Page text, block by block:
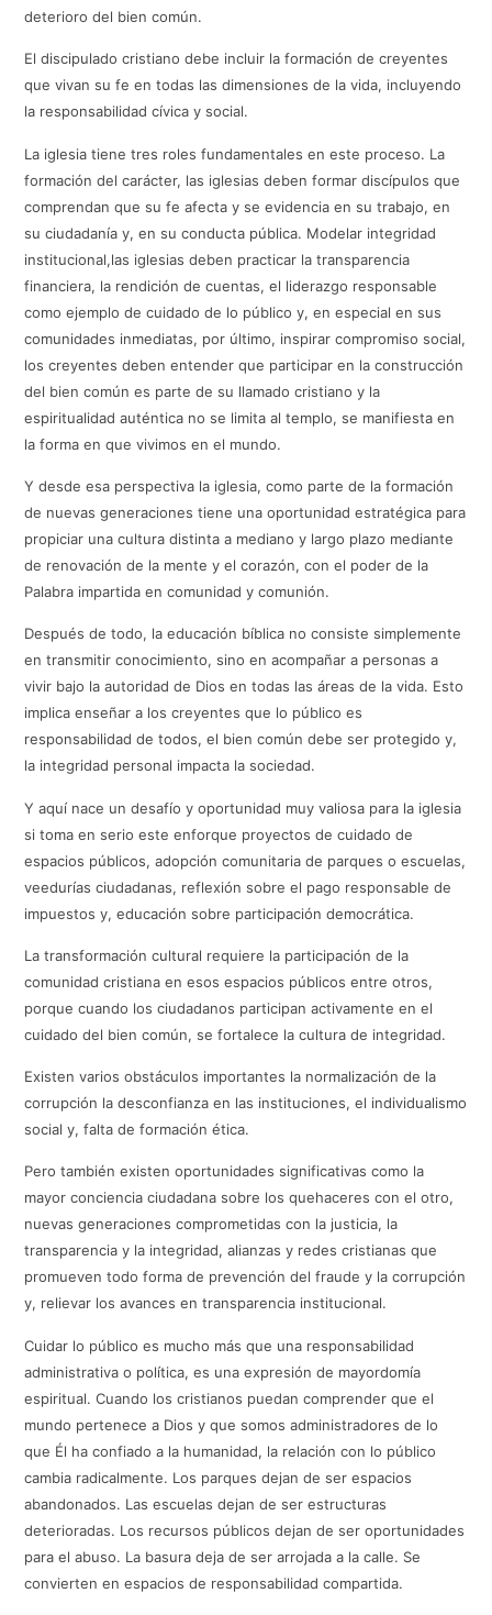
deterioro del bien común.
El discipulado cristiano debe incluir la formación de creyentes
que vivan su fe en todas las dimensiones de la vida, incluyendo
la responsabilidad cívica y social.
La iglesia tiene tres roles fundamentales en este proceso. La
formación del carácter, las iglesias deben formar discípulos que
comprendan que su fe afecta y se evidencia en su trabajo, en
su ciudadanía y, en su conducta pública. Modelar integridad
institucional,las iglesias deben practicar la transparencia
financiera, la rendición de cuentas, el liderazgo responsable
como ejemplo de cuidado de lo público y, en especial en sus
comunidades inmediatas, por último, inspirar compromiso social,
los creyentes deben entender que participar en la construcción
del bien común es parte de su llamado cristiano y la
espiritualidad auténtica no se limita al templo, se manifiesta en
la forma en que vivimos en el mundo.
Y desde esa perspectiva la iglesia, como parte de la formación
de nuevas generaciones tiene una oportunidad estratégica para
propiciar una cultura distinta a mediano y largo plazo mediante
de renovación de la mente y el corazón, con el poder de la
Palabra impartida en comunidad y comunión.
Después de todo, la educación bíblica no consiste simplemente
en transmitir conocimiento, sino en acompañar a personas a
vivir bajo la autoridad de Dios en todas las áreas de la vida. Esto
implica enseñar a los creyentes que lo público es
responsabilidad de todos, el bien común debe ser protegido y,
la integridad personal impacta la sociedad.
Y aquí nace un desafío y oportunidad muy valiosa para la iglesia
si toma en serio este enforque proyectos de cuidado de
espacios públicos, adopción comunitaria de parques o escuelas,
veedurías ciudadanas, reflexión sobre el pago responsable de
impuestos y, educación sobre participación democrática.
La transformación cultural requiere la participación de la
comunidad cristiana en esos espacios públicos entre otros,
porque cuando los ciudadanos participan activamente en el
cuidado del bien común, se fortalece la cultura de integridad.
Existen varios obstáculos importantes la normalización de la
corrupción la desconfianza en las instituciones, el individualismo
social y, falta de formación ética.
Pero también existen oportunidades significativas como la
mayor conciencia ciudadana sobre los quehaceres con el otro,
nuevas generaciones comprometidas con la justicia, la
transparencia y la integridad, alianzas y redes cristianas que
promueven todo forma de prevención del fraude y la corrupción
y, relievar los avances en transparencia institucional.
Cuidar lo público es mucho más que una responsabilidad
administrativa o política, es una expresión de mayordomía
espiritual. Cuando los cristianos puedan comprender que el
mundo pertenece a Dios y que somos administradores de lo
que Él ha confiado a la humanidad, la relación con lo público
cambia radicalmente. Los parques dejan de ser espacios
abandonados. Las escuelas dejan de ser estructuras
deterioradas. Los recursos públicos dejan de ser oportunidades
para el abuso. La basura deja de ser arrojada a la calle. Se
convierten en espacios de responsabilidad compartida.